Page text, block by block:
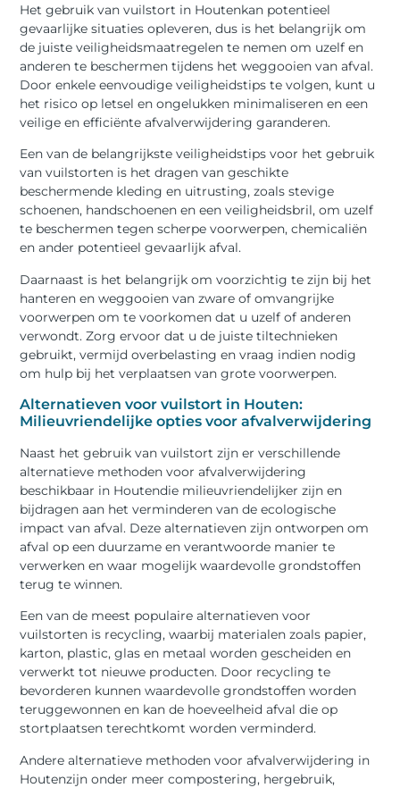
Het gebruik van vuilstort in Houtenkan potentieel
gevaarlijke situaties opleveren, dus is het belangrijk om
de juiste veiligheidsmaatregelen te nemen om uzelf en
anderen te beschermen tijdens het weggooien van afval.
Door enkele eenvoudige veiligheidstips te volgen, kunt u
het risico op letsel en ongelukken minimaliseren en een
veilige en efficiënte afvalverwijdering garanderen.
Een van de belangrijkste veiligheidstips voor het gebruik
van vuilstorten is het dragen van geschikte
beschermende kleding en uitrusting, zoals stevige
schoenen, handschoenen en een veiligheidsbril, om uzelf
te beschermen tegen scherpe voorwerpen, chemicaliën
en ander potentieel gevaarlijk afval.
Daarnaast is het belangrijk om voorzichtig te zijn bij het
hanteren en weggooien van zware of omvangrijke
voorwerpen om te voorkomen dat u uzelf of anderen
verwondt. Zorg ervoor dat u de juiste tiltechnieken
gebruikt, vermijd overbelasting en vraag indien nodig
om hulp bij het verplaatsen van grote voorwerpen.
Alternatieven voor vuilstort in Houten:
Milieuvriendelijke opties voor afvalverwijdering
Naast het gebruik van vuilstort zijn er verschillende
alternatieve methoden voor afvalverwijdering
beschikbaar in Houtendie milieuvriendelijker zijn en
bijdragen aan het verminderen van de ecologische
impact van afval. Deze alternatieven zijn ontworpen om
afval op een duurzame en verantwoorde manier te
verwerken en waar mogelijk waardevolle grondstoffen
terug te winnen.
Een van de meest populaire alternatieven voor
vuilstorten is recycling, waarbij materialen zoals papier,
karton, plastic, glas en metaal worden gescheiden en
verwerkt tot nieuwe producten. Door recycling te
bevorderen kunnen waardevolle grondstoffen worden
teruggewonnen en kan de hoeveelheid afval die op
stortplaatsen terechtkomt worden verminderd.
Andere alternatieve methoden voor afvalverwijdering in
Houtenzijn onder meer compostering, hergebruik,